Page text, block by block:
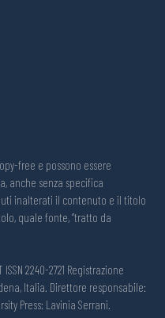
free e possono essere
anche senza specifica
inalterati il contenuto e il titolo
quale fonte, “tratto da
2240-2721 Registrazione
Italia. Direttore responsabile:
Press: Lavinia Serrani.